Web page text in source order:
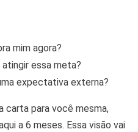
mim agora?
essa meta?
expectativa externa?
carta para você mesma,
a 6 meses. Essa visão vai